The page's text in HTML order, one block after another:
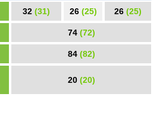
32 (31) 26 (25) 26 (25)
74 (72)
84 (82)
20 (20)